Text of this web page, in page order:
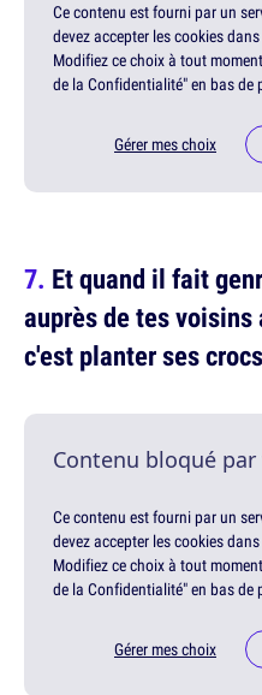
Ce contenu est fourni par un
devez accepter les cookies
Modifiez ce choix à tout
de la Confidentialité" en bas de
Gérer mes choix
Et quand il fait
auprès de tes
c'est planter ses
Contenu bloqué
Ce contenu est fourni par un
devez accepter les cookies
Modifiez ce choix à tout
de la Confidentialité" en bas de
Gérer mes choix